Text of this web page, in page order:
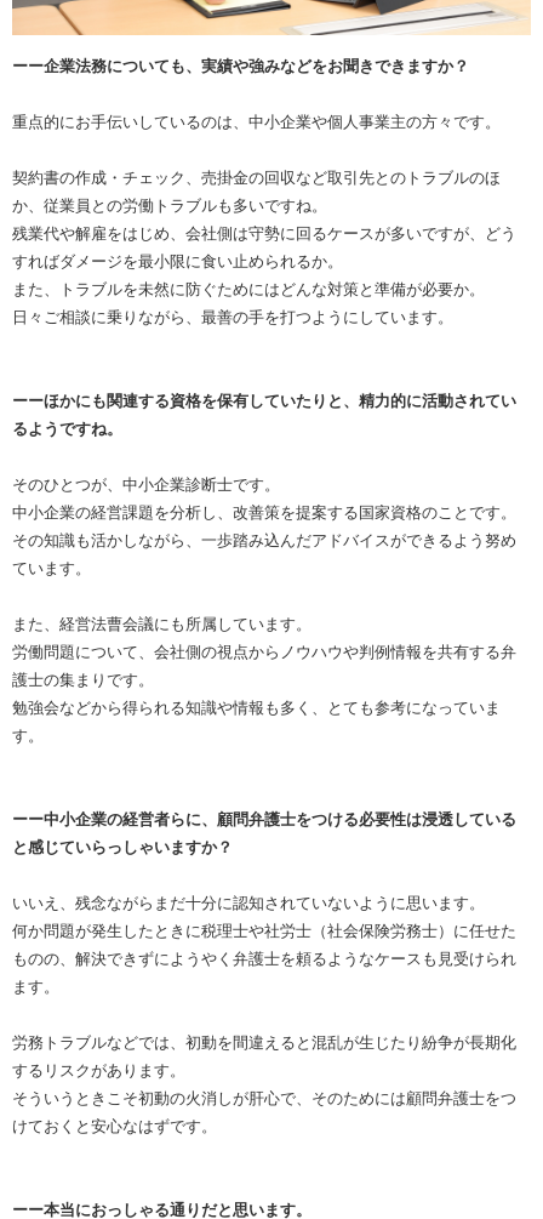
ーー企業法務についても、実績や強みなどをお聞きできますか？
重点的にお手伝いしているのは、中小企業や個人事業主の方々です。
契約書の作成・チェック、売掛金の回収など取引先とのトラブルのほ
か、従業員との労働トラブルも多いですね。
残業代や解雇をはじめ、会社側は守勢に回るケースが多いですが、どう
すればダメージを最小限に食い止められるか。
また、トラブルを未然に防ぐためにはどんな対策と準備が必要か。
日々ご相談に乗りながら、最善の手を打つようにしています。
ーーほかにも関連する資格を保有していたりと、精力的に活動されてい
るようですね。
そのひとつが、中小企業診断士です。
中小企業の経営課題を分析し、改善策を提案する国家資格のことです。
その知識も活かしながら、一歩踏み込んだアドバイスができるよう努め
ています。
また、経営法曹会議にも所属しています。
労働問題について、会社側の視点からノウハウや判例情報を共有する弁
護士の集まりです。
勉強会などから得られる知識や情報も多く、とても参考になっていま
す。
ーー中小企業の経営者らに、顧問弁護士をつける必要性は浸透している
と感じていらっしゃいますか？
いいえ、残念ながらまだ十分に認知されていないように思います。
何か問題が発生したときに税理士や社労士（社会保険労務士）に任せた
ものの、解決できずにようやく弁護士を頼るようなケースも見受けられ
ます。
労務トラブルなどでは、初動を間違えると混乱が生じたり紛争が長期化
するリスクがあります。
そういうときこそ初動の火消しが肝心で、そのためには顧問弁護士をつ
けておくと安心なはずです。
ーー本当におっしゃる通りだと思います。